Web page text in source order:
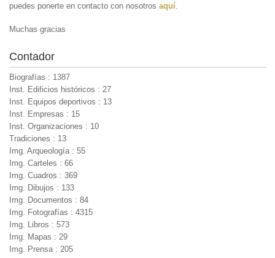
puedes ponerte en contacto con nosotros aquí
Muchas gracias
Contador
Biografías : 1387
Inst. Edificios históricos : 27
Inst. Equipos deportivos : 13
Inst. Empresas : 15
Inst. Organizaciones : 10
Tradiciones : 13
Img. Arqueología : 55
Img. Carteles : 66
Img. Cuadros : 369
Img. Dibujos : 133
Img. Documentos : 84
Img. Fotografías : 4315
Img. Libros : 573
Img. Mapas : 29
Img. Prensa : 205